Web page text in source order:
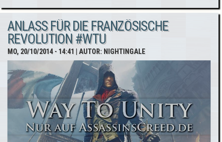
und
Systemanforderungen
ANLASS FÜR DIE FRANZÖSISCHE
REVOLUTION #WTU
MO, 20/10/2014 - 14:41 | AUTOR: NIGHTINGALE